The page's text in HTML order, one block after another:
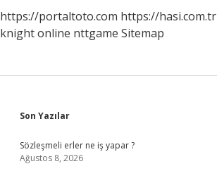
https://portaltoto.com https://hasi.com.tr
knight online nttgame Sitemap
Sidebar
Son Yazılar
Sözleşmeli erler ne iş yapar ?
Ağustos 8, 2026